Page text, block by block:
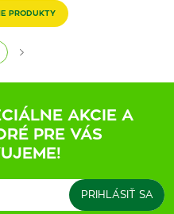
PRODUKTY
AKCIE A
PRE VÁS